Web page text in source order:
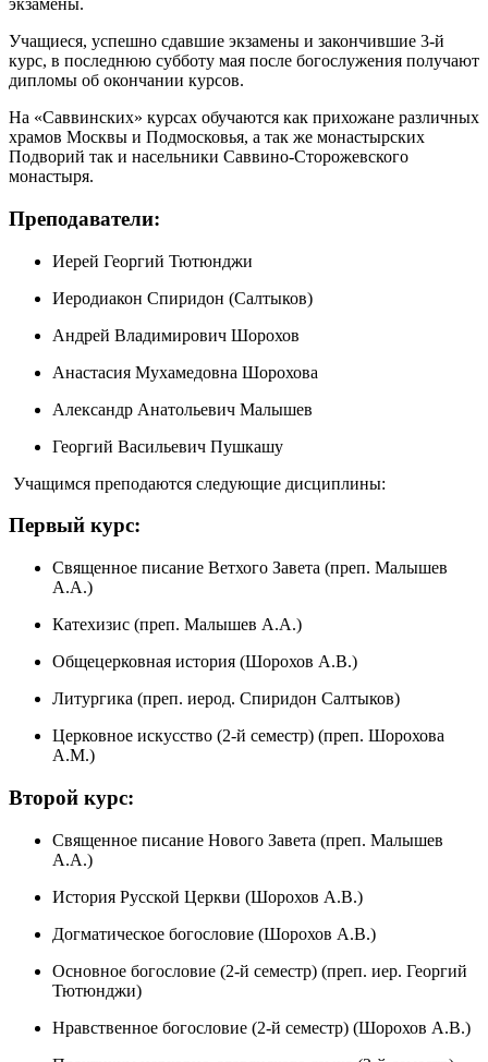
экзамены.
Учащиеся, успешно сдавшие экзамены и закончившие 3-й
курс, в последнюю субботу мая после богослужения получают
дипломы об окончании курсов.
На «Саввинских» курсах обучаются как прихожане различных
храмов Москвы и Подмосковья, а так же монастырских
Подворий так и насельники Саввино-Сторожевского
монастыря.
Преподаватели:
Иерей Георгий Тютюнджи
Иеродиакон Спиридон (Салтыков)
Андрей Владимирович Шорохов
Анастасия Мухамедовна Шорохова
Александр Анатольевич Малышев
Георгий Васильевич Пушкашу
Учащимся преподаются следующие дисциплины:
Первый курс:
Священное писание Ветхого Завета (преп. Малышев
А.А.)
Катехизис (преп. Малышев А.А.)
Общецерковная история (Шорохов А.В.)
Литургика (преп. иерод. Спиридон Салтыков)
Церковное искусство (2-й семестр) (преп. Шорохова
А.М.)
Второй курс:
Священное писание Нового Завета (преп. Малышев
А.А.)
История Русской Церкви (Шорохов А.В.)
Догматическое богословие (Шорохов А.В.)
Основное богословие (2-й семестр) (преп. иер. Георгий
Тютюнджи)
Нравственное богословие (2-й семестр) (Шорохов А.В.)